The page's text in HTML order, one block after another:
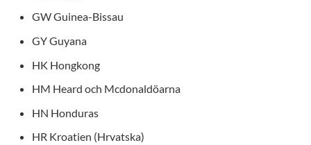
GW Guinea-Bissau
GY Guyana
HK Hongkong
HM Heard och Mcdonaldöarna
HN Honduras
HR Kroatien (Hrvatska)